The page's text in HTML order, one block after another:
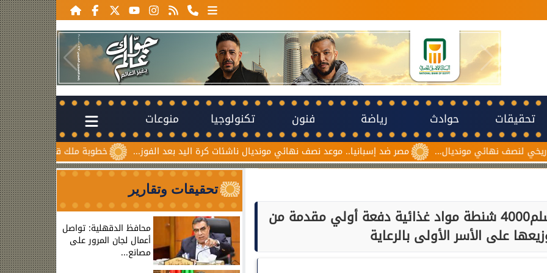
تحقيقات حوادث رياضة فنون تكنولوجيا منوعات
خطوبة ملك قورة ويوسف عثمان.. مصر ضد إسبانيا.. موعد نصف نهائي مونديال ناشئات كرة اليد بعد الفوز... نهائي مونديال...
محافظ الدقهلية يشهد استلام وتسلم4000 شنطة مواد غذائية دفعة أولي مقدمة من
على الأسر الأولى بالرعاية
تحقيقات وتقارير
محافظ الدقهلية: تواصل
أعمال لجان المرور على
مصانع...